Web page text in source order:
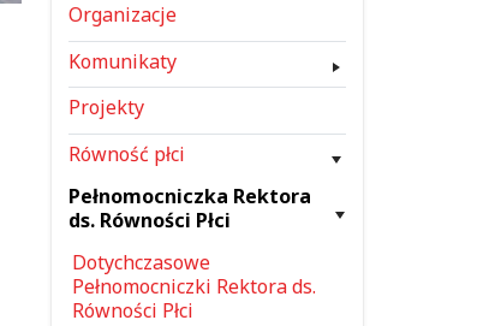
Organizacje
Komunikaty
Projekty
Równość płci
Pełnomocniczka Rektora
ds. Równości Płci
Dotychczasowe
Pełnomocniczki Rektora ds.
Równości Płci